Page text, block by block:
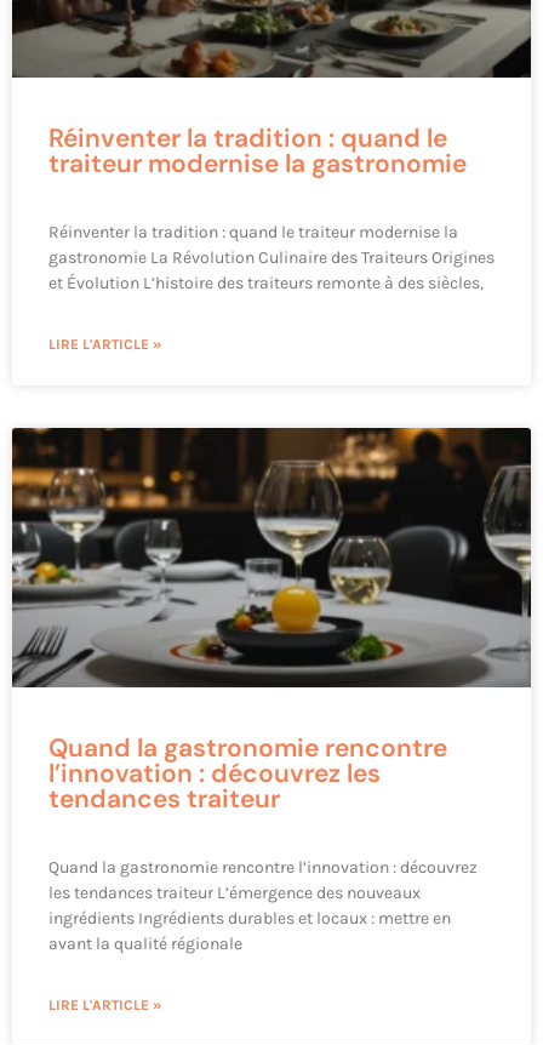
Réinventer la tradition : quand le
traiteur modernise la gastronomie
Réinventer la tradition : quand le traiteur modernise la
gastronomie La Révolution Culinaire des Traiteurs Origines
et Évolution L’histoire des traiteurs remonte à des siècles,
LIRE L'ARTICLE »
Quand la gastronomie rencontre
l’innovation : découvrez les
tendances traiteur
Quand la gastronomie rencontre l’innovation : découvrez
les tendances traiteur L’émergence des nouveaux
ingrédients Ingrédients durables et locaux : mettre en
avant la qualité régionale
LIRE L'ARTICLE »